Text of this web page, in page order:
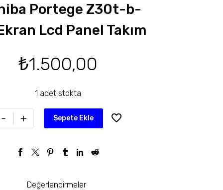
Portege Z30t-b-
Lcd Panel Takım
₺1.500,00
1 adet stokta
- + Sepete Ekle
Değerlendirmeler